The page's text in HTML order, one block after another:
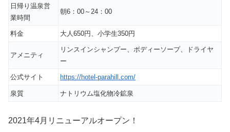
日帰り温泉営
業時間
朝6：00～24：00
料金 大人650円、小学生350円
アメニティ
リンスインシャンプー、ボディーソープ、ドライヤ
ー
公式サイト https://hotel-parahill.com/
泉質 ナトリウム塩化物冷鉱泉
2021年4月リニューアルオープン！